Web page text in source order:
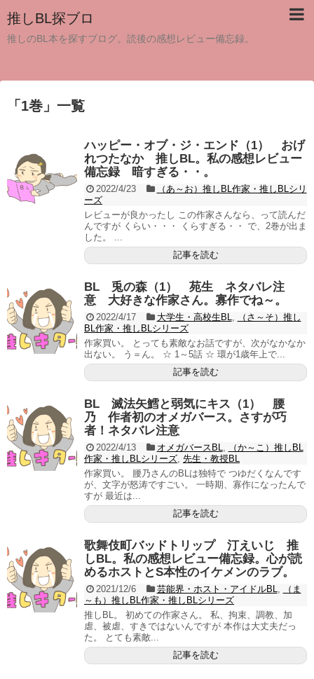
推しBL探ブロ
推しのBL本を探すブログ。読後の感想レビュー備忘録。
「 1巻 」 一覧
ハッピー・オブ・ジ・エンド（1） おげ
れつたなか 推しBL。私の感想レビュー
備忘録 暗すぎる・・。
2022/4/23
（あ～お）推しBL作家・推しBLシリ
ーズ
レビューが良かったし この作家さんなら、って読んだ
んですが くらい・・・ くらすぎる・・ で、2巻が出ま
した。 ...
記事を読む
BL 兎の森（1） 苑生 ネタバレ注
意 大好きな作家さん。寡作でね～。
2022/4/17 大学生・高校生BL
（さ～そ）推し
BL作家・推しBLシリーズ
作家買い。 とっても素敵なお話ですが、次がなかなか
出ない。 う＝ん。 ☆ 1～5話 ☆ 環が1歳年上で...
記事を読む
BL 滅法矢鱈と弱気にキス（1） 腰
乃 作者初のオメガバース。さすが巧
者！ネタバレ注意
2022/4/13 オメガバースBL
（か～こ）推しBL
作家・推しBLシリーズ 先生・教授BL
作家買い。 腰乃さんのBLは独特で つゆだくなんです
が、文字が怒涛ですごい。 一時期、寡作になったんで
すが 最近は...
記事を読む
歌舞伎町バッドトリップ 汀えいじ 推
しBL。私の感想レビュー備忘録。心が読
めるホストとS本性のイケメンのラブ。
2021/12/6 芸能界・ホスト・アイドルBL
（ま
～も）推しBL作家・推しBLシリーズ
推しBL。 初めての作家さん。 私、拘束、調教、加
虐、被虐、すきではないんですが 本作は大丈夫だっ
た。 とても素敵...
記事を読む